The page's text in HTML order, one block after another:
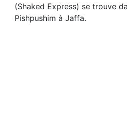
(Shaked Express) se trouve
Pishpushim à Jaffa.